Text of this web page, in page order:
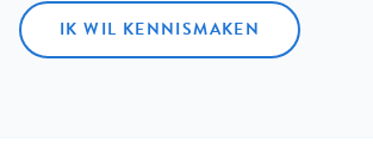
IK WIL KENNISMAKEN